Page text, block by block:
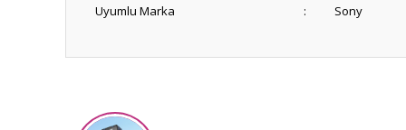
Uyumlu Marka : Sony